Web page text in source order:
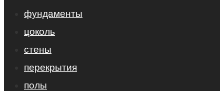
фундаменты
цоколь
стены
перекрытия
полы